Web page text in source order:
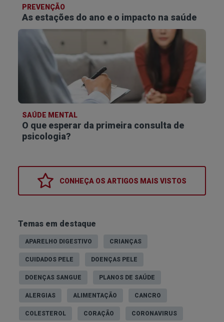
PREVENÇÃO
As estações do ano e o impacto na saúde
SAÚDE MENTAL
O que esperar da primeira consulta de
psicologia?
CONHEÇA OS ARTIGOS MAIS VISTOS
Temas em destaque
APARELHO DIGESTIVO CRIANÇAS
CUIDADOS PELE DOENÇAS PELE
DOENÇAS SANGUE PLANOS DE SAÚDE
ALERGIAS ALIMENTAÇÃO CANCRO
COLESTEROL CORAÇÃO CORONAVIRUS